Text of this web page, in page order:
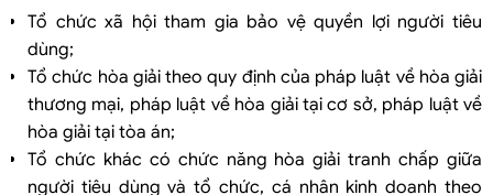
Tổ chức xã hội tham gia bảo vệ quyền lợi người tiêu
dùng;
Tổ chức hòa giải theo quy định của pháp luật về hòa giải
thương mại, pháp luật về hòa giải tại cơ sở, pháp luật về
hòa giải tại tòa án;
Tổ chức khác có chức năng hòa giải tranh chấp giữa
người tiêu dùng và tổ chức, cá nhân kinh doanh theo